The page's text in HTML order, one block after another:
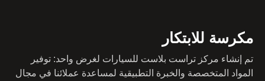
مكرسة للابتكار
تم إنشاء مركز تراست بلاست للسيارات لغرض واحد: توفير
المواد المتخصصة والخبرة التطبيقية لمساعدة عملائنا في مجال